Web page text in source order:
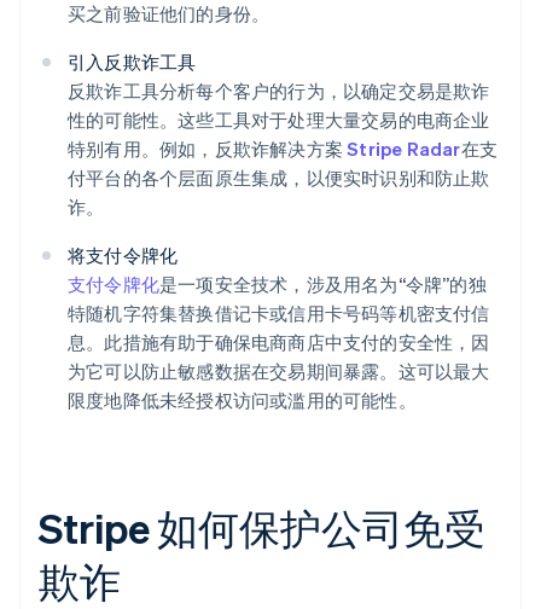
买之前验证他们的身份。
引入反欺诈工具
反欺诈工具分析每个客户的行为，以确定交易是欺诈
性的可能性。这些工具对于处理大量交易的电商企业
特别有用。例如，反欺诈解决方案Stripe Radar在支
付平台的各个层面原生集成，以便实时识别和防止欺
诈。
将支付令牌化
支付令牌化是一项安全技术，涉及用名为“令牌”的独
特随机字符集替换借记卡或信用卡号码等机密支付信
息。此措施有助于确保电商商店中支付的安全性，因
为它可以防止敏感数据在交易期间暴露。这可以最大
限度地降低未经授权访问或滥用的可能性。
Stripe 如何保护公司免受
欺诈